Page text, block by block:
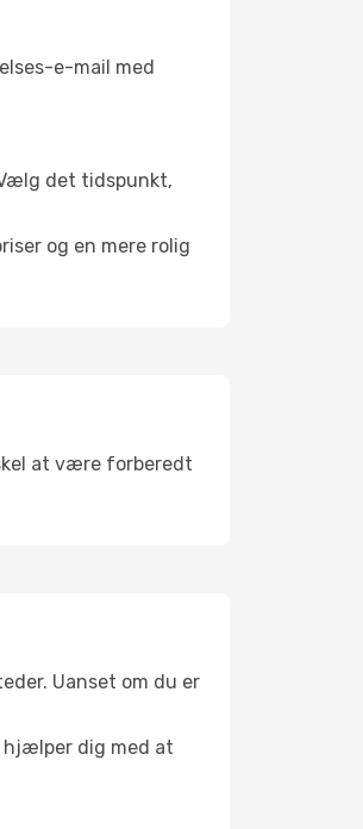
e-mail med
det tidspunkt,
og en mere rolig
at være forberedt
Uanset om du er
hjælper dig med at